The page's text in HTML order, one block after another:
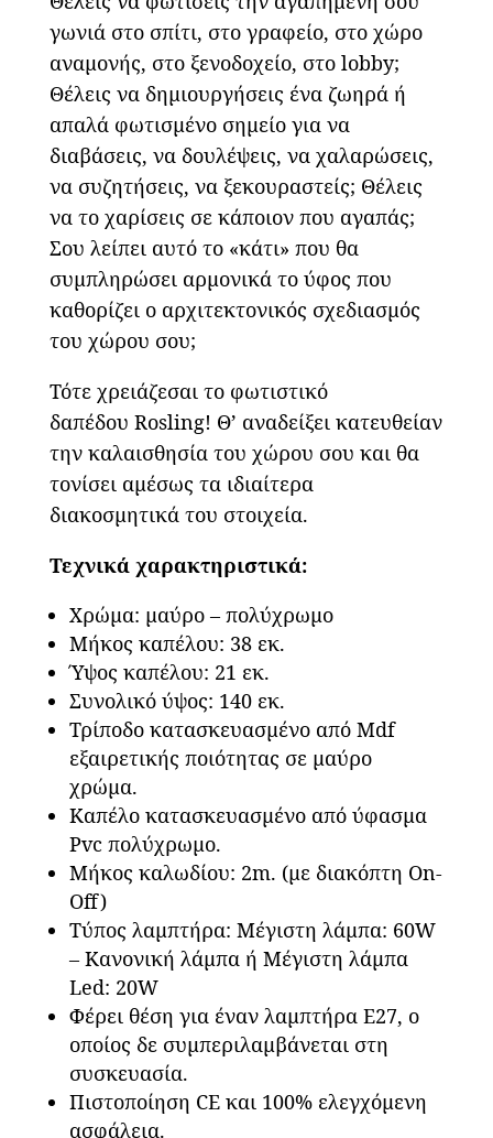
γωνιά στο σπίτι, στο γραφείο, στο χώρο
αναμονής, στο ξενοδοχείο, στο lobby;
Θέλεις να δημιουργήσεις ένα ζωηρά ή
απαλά φωτισμένο σημείο για να
διαβάσεις, να δουλέψεις, να χαλαρώσεις,
να συζητήσεις, να ξεκουραστείς; Θέλεις
να το χαρίσεις σε κάποιον που αγαπάς;
Σου λείπει αυτό το «κάτι» που θα
συμπληρώσει αρμονικά το ύφος που
καθορίζει ο αρχιτεκτονικός σχεδιασμός
του χώρου σου;
Τότε χρειάζεσαι το φωτιστικό
δαπέδου Rosling! Θ’ αναδείξει κατευθείαν
την καλαισθησία του χώρου σου και θα
τονίσει αμέσως τα ιδιαίτερα
διακοσμητικά του στοιχεία.
Τεχνικά χαρακτηριστικά:
Χρώμα: μαύρο – πολύχρωμο
Μήκος καπέλου: 38 εκ.
Ύψος καπέλου: 21 εκ.
Συνολικό ύψος: 140 εκ.
Τρίποδο κατασκευασμένο από Mdf
εξαιρετικής ποιότητας σε μαύρο
χρώμα.
Καπέλο κατασκευασμένο από ύφασμα
Pvc πολύχρωμο.
Μήκος καλωδίου: 2m. (με διακόπτη On-
Off)
Τύπος λαμπτήρα: Μέγιστη λάμπα: 60W
– Κανονική λάμπα ή Μέγιστη λάμπα
Led: 20W
Φέρει θέση για έναν λαμπτήρα Ε27, ο
οποίος δε συμπεριλαμβάνεται στη
συσκευασία.
Πιστοποίηση CE και 100% ελεγχόμενη
ασφάλεια.